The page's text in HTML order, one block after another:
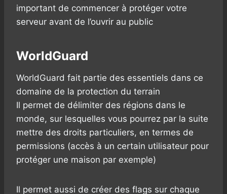
important de commencer à protéger votre
serveur avant de l’ouvrir au public
WorldGuard
WorldGuard fait partie des essentiels dans ce
domaine de la protection du terrain
Il permet de délimiter des régions dans le
monde, sur lesquelles vous pourrez par la suite
mettre des droits particuliers, en termes de
permissions (accès à un certain utilisateur pour
protéger une maison par exemple)
Il permet aussi de créer des flags sur chaque